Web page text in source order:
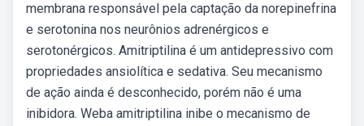
membrana responsável pela captação da norepinefrina
e serotonina nos neurônios adrenérgicos e
serotonérgicos. Amitriptilina é um antidepressivo com
propriedades ansiolítica e sedativa. Seu mecanismo
de ação ainda é desconhecido, porém não é uma
inibidora. Weba amitriptilina inibe o mecanismo de